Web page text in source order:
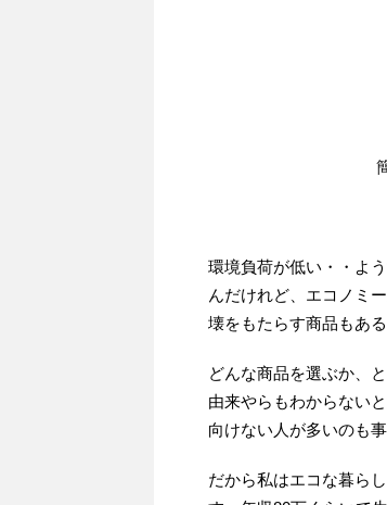
環境負荷が低い・・よ
んだけれど、エコノミ
壊をもたらす商品もある
どんな商品を選ぶか、
由来やらもわからない
向けない人が多いのも
だから私はエコな暮ら